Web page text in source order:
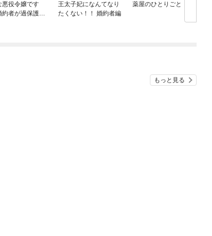
悪役令嬢です
約者が過保護す
王太子妃になんてなり
たくない！！ 婚約者編
薬屋のひとりごと
もっと見る